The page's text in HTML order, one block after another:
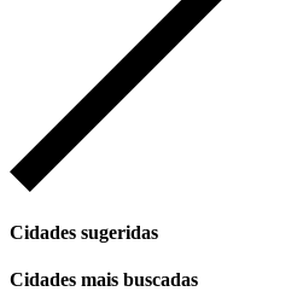
Cidades sugeridas
Cidades mais buscadas